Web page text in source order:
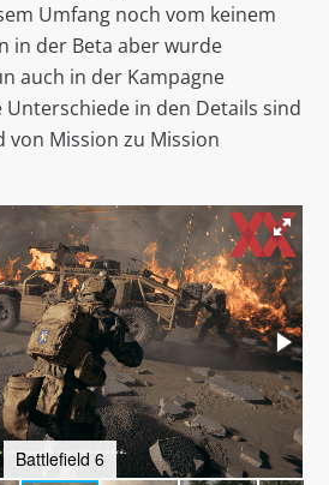
Umfang noch vom keinem
in der Beta aber wurde
auch in der Kampagne
in den Details sind
von Mission zu Mission
Battlefield 6